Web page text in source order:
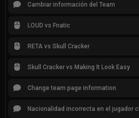
Cambiar información del Team
LOUD vs Fnatic
RETA vs Skull Cracker
Skull Cracker vs Making It Look Easy
Change team page information
Nacionalidad incorrecta en el jugador